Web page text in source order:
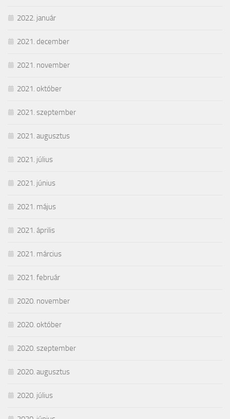
2022. január
2021. december
2021. november
2021. október
2021. szeptember
2021. augusztus
2021. július
2021. június
2021. május
2021. április
2021. március
2021. február
2020. november
2020. október
2020. szeptember
2020. augusztus
2020. július